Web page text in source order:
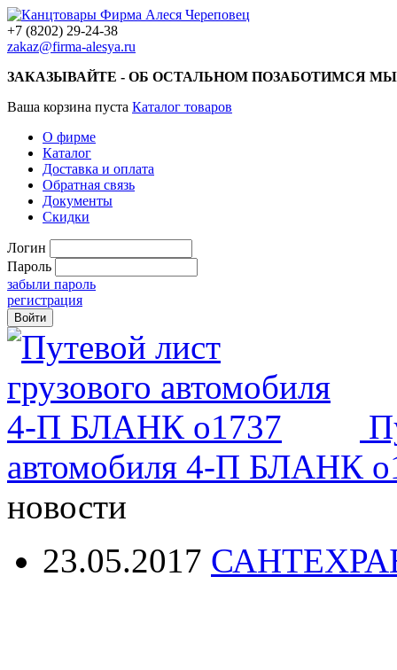
+7 (8202) 29-24-38
zakaz@firma-alesya.ru
ЗАКАЗЫВАЙТЕ - ОБ ОСТАЛЬНОМ ПОЗАБОТИМСЯ МЫ
Ваша корзина пуста Каталог товаров
О фирме
Каталог
Доставка и оплата
Обратная связь
Документы
Скидки
Логин
Пароль
забыли пароль
регистрация
автомобиля 4-П БЛАНК
новости
23.05.2017